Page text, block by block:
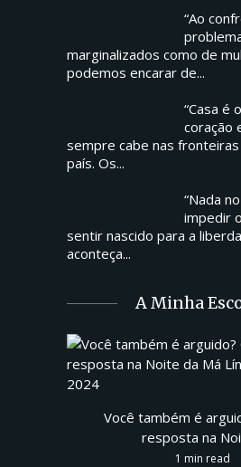
“Ao
marginalizados como de
podemos encarar de...
“Casa é
coração
sempre cabe nas
país. Os...
“Nada
impedir
sentir nascido para a
aconteça...
A Minha
Você também é
resposta na
1 min read